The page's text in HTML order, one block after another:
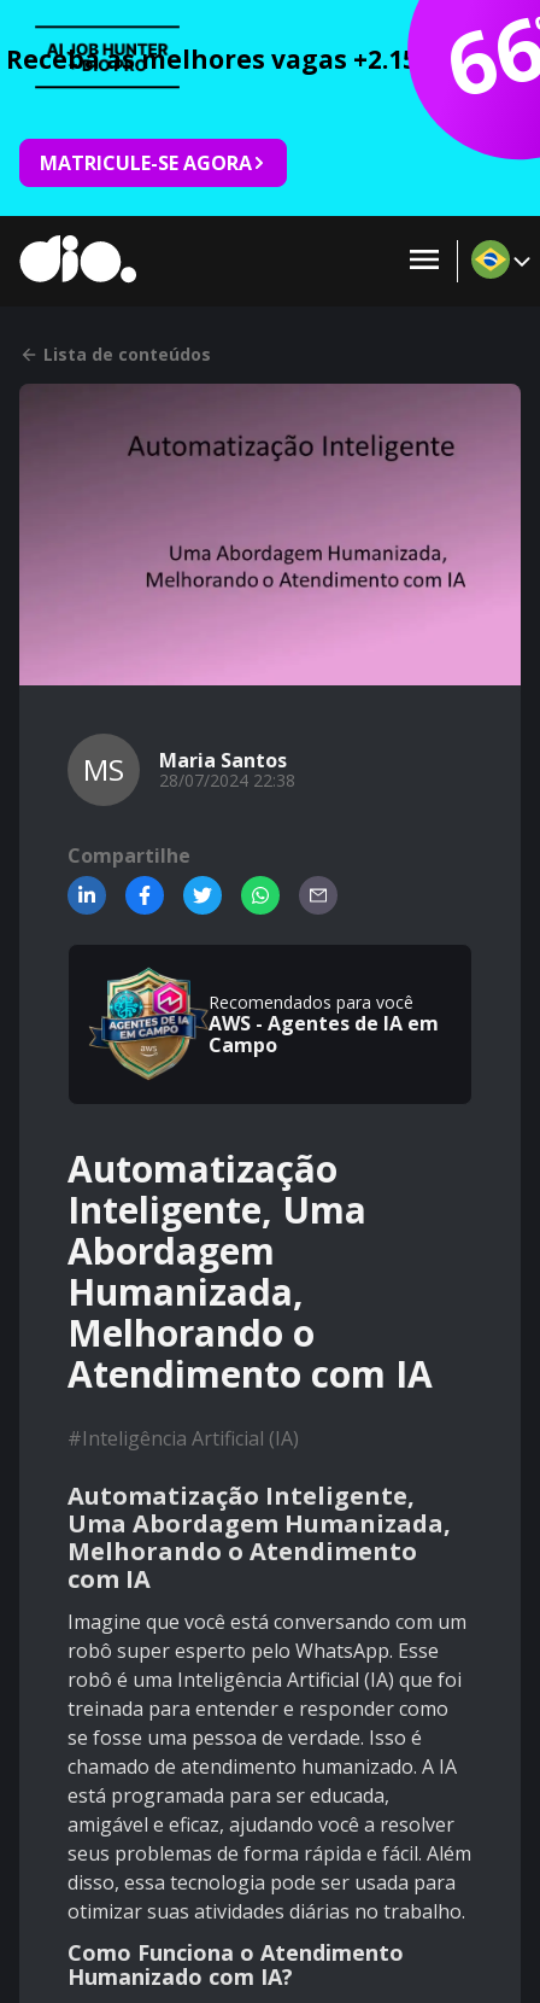
Receba as melhores vagas +2.150 cursos
MATRICULE-SE AGORA
Lista de conteúdos
MS Maria Santos
28/07/2024 22:38
Compartilhe
Recomendados para você
AWS - Agentes de IA em
Campo
Automatização
Inteligente, Uma
Abordagem
Humanizada,
Melhorando o
Atendimento com IA
#Inteligência Artificial (IA)
Automatização Inteligente,
Uma Abordagem Humanizada,
Melhorando o Atendimento
com IA
Imagine que você está conversando com um
robô super esperto pelo WhatsApp. Esse
robô é uma Inteligência Artificial (IA) que foi
treinada para entender e responder como
se fosse uma pessoa de verdade. Isso é
chamado de atendimento humanizado. A IA
está programada para ser educada,
amigável e eficaz, ajudando você a resolver
seus problemas de forma rápida e fácil. Além
disso, essa tecnologia pode ser usada para
otimizar suas atividades diárias no trabalho.
Como Funciona o Atendimento
Humanizado com IA?